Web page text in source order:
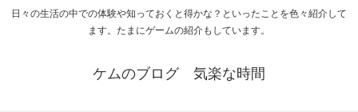
日々の生活の中での体験や知っておくと得かな？といったことを色々紹介して
ます。たまにゲームの紹介もしています。
ケムのブログ 気楽な時間